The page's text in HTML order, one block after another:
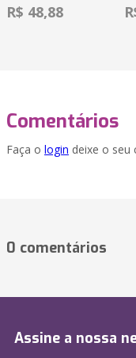
R$ 48,88
Comentários
Faça o login deixe o seu
0 comentários
Assine a nossa